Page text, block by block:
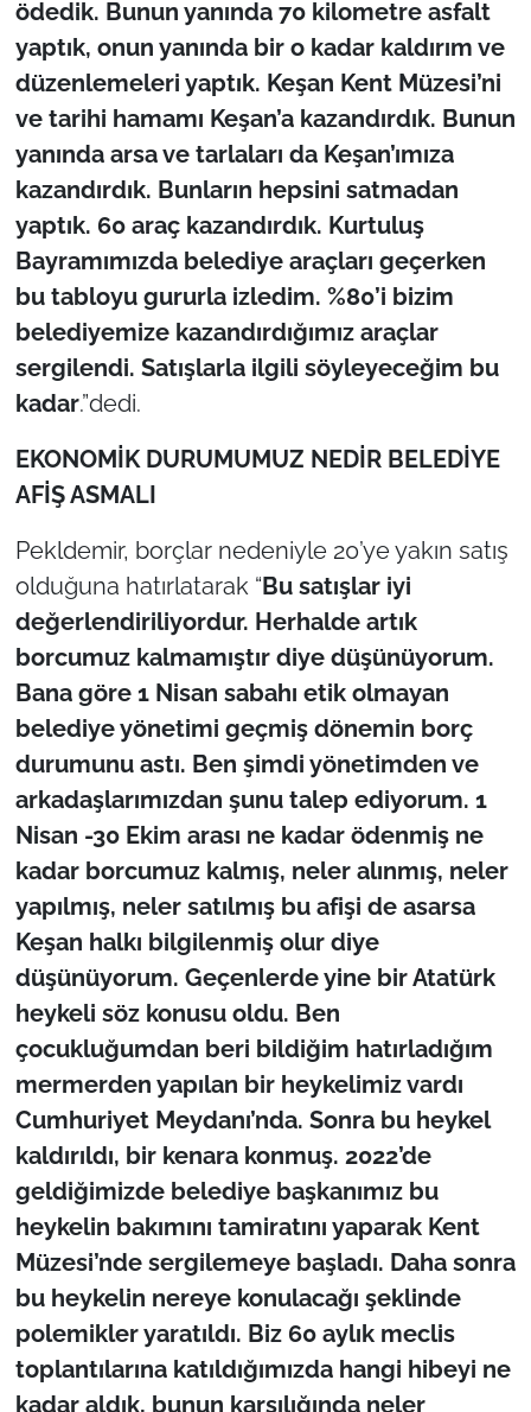
ödedik. Bunun yanında 70 kilometre asfalt
yaptık, onun yanında bir o kadar kaldırım ve
düzenlemeleri yaptık. Keşan Kent Müzesi’ni
ve tarihi hamamı Keşan’a kazandırdık. Bunun
yanında arsa ve tarlaları da Keşan’ımıza
kazandırdık. Bunların hepsini satmadan
yaptık. 60 araç kazandırdık. Kurtuluş
Bayramımızda belediye araçları geçerken
bu tabloyu gururla izledim. %80’i bizim
belediyemize kazandırdığımız araçlar
sergilendi. Satışlarla ilgili söyleyeceğim bu
kadar.”dedi.
EKONOMİK DURUMUMUZ NEDİR BELEDİYE
AFİŞ ASMALI
Pekldemir, borçlar nedeniyle 20’ye yakın satış
olduğuna hatırlatarak “Bu satışlar iyi
değerlendiriliyordur. Herhalde artık
borcumuz kalmamıştır diye düşünüyorum.
Bana göre 1 Nisan sabahı etik olmayan
belediye yönetimi geçmiş dönemin borç
durumunu astı. Ben şimdi yönetimden ve
arkadaşlarımızdan şunu talep ediyorum. 1
Nisan -30 Ekim arası ne kadar ödenmiş ne
kadar borcumuz kalmış, neler alınmış, neler
yapılmış, neler satılmış bu afişi de asarsa
Keşan halkı bilgilenmiş olur diye
düşünüyorum. Geçenlerde yine bir Atatürk
heykeli söz konusu oldu. Ben
çocukluğumdan beri bildiğim hatırladığım
mermerden yapılan bir heykelimiz vardı
Cumhuriyet Meydanı’nda. Sonra bu heykel
kaldırıldı, bir kenara konmuş. 2022’de
geldiğimizde belediye başkanımız bu
heykelin bakımını tamiratını yaparak Kent
Müzesi’nde sergilemeye başladı. Daha sonra
bu heykelin nereye konulacağı şeklinde
polemikler yaratıldı. Biz 60 aylık meclis
toplantılarına katıldığımızda hangi hibeyi ne
kadar aldık, bunun karşılığında neler